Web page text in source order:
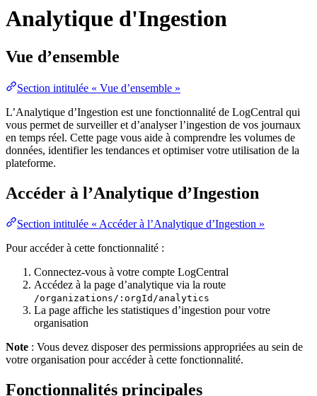
Analytique d'Ingestion
Vue d’ensemble
Section intitulée « Vue d’ensemble »
L’Analytique d’Ingestion est une fonctionnalité de LogCentral qui
vous permet de surveiller et d’analyser l’ingestion de vos journaux
en temps réel. Cette page vous aide à comprendre les volumes de
données, identifier les tendances et optimiser votre utilisation de la
plateforme.
Accéder à l’Analytique d’Ingestion
Section intitulée « Accéder à l’Analytique d’Ingestion »
Pour accéder à cette fonctionnalité :
Connectez-vous à votre compte LogCentral
Accédez à la page d’analytique via la route
/organizations/:orgId/analytics
La page affiche les statistiques d’ingestion pour votre
organisation
Note : Vous devez disposer des permissions appropriées au sein de
votre organisation pour accéder à cette fonctionnalité.
Fonctionnalités principales